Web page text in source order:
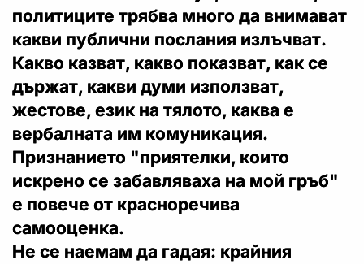
политиците трябва много да внимават
какви публични послания излъчват.
Какво казват, какво показват, как се
държат, какви думи използват,
жестове, език на тялото, каква е
вербалната им комуникация.
Признанието "приятелки, които
искрено се забавляваха на мой гръб"
е повече от красноречива
самооценка.
Не се наемам да гадая: крайния